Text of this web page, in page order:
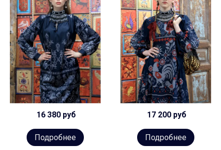
16 380 руб
Подробнее
17 200 руб
Подробнее